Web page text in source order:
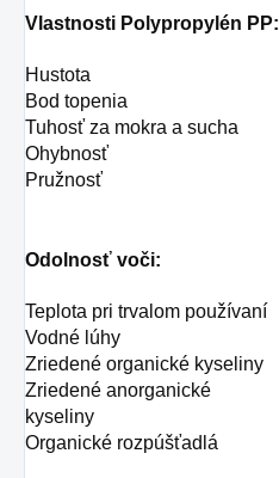
Vlastnosti Polypropylén PP:
Hustota
Bod topenia
Tuhosť za mokra a sucha
Ohybnosť
Pružnosť
Odolnosť voči:
Teplota pri trvalom používaní
Vodné lúhy
Zriedené organické kyseliny
Zriedené anorganické
kyseliny
Organické rozpúšťadlá